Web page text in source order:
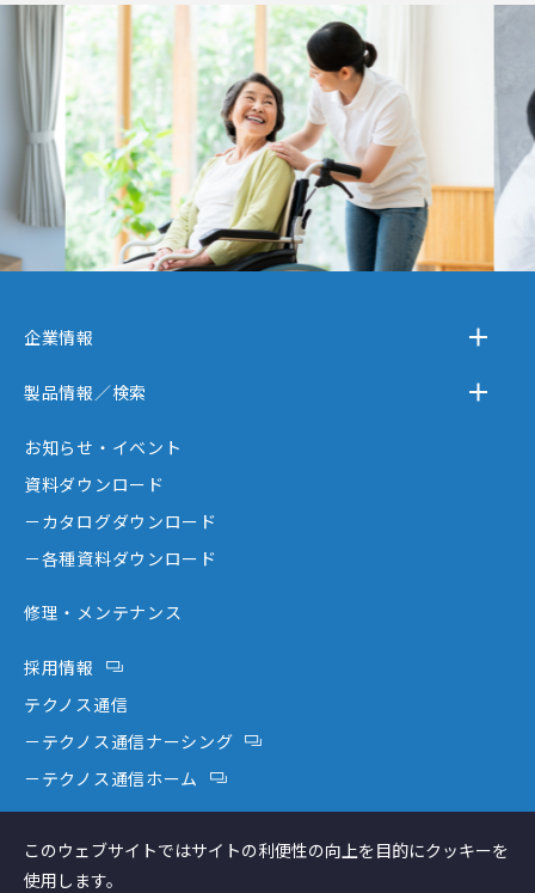
企業情報
－企業情報
－テクノスジャパンが選ばれる理由
－創業者大西秀憲ヒストリー
製品情報／検索
お知らせ・イベント
資料ダウンロード
－カタログダウンロード
－各種資料ダウンロード
修理・メンテナンス
採用情報
テクノス通信
－テクノス通信ナーシング
－テクノス通信ホーム
コラム
このウェブサイトではサイトの利便性の向上を目的にクッキーを
使用します。